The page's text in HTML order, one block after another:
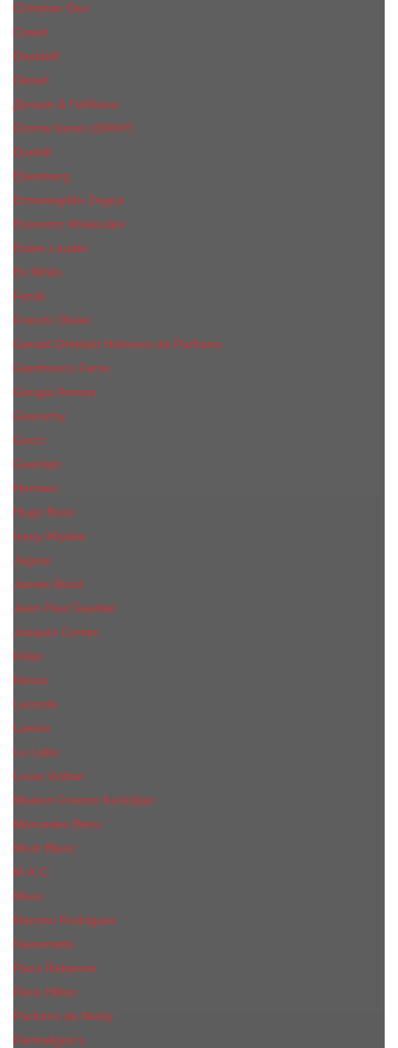
Christian Dior
Creed
Davidoff
Diesel
Дольче & Габбана
Donna Karan (DKNY)
Dunhill
Eisenberg
Ermenegildo Zegna
Escentric Molecules
Еsteе Lаudеr
Ex Nihilo
Fendi
Franck Olivier
Gerald Ghislain Histoires de Parfums
Gianfranco Ferre
Giorgio Armani
Givenchy
Gucci
Guerlain
Hermes
Hugo Boss
Issey Miyake
Jaguar
James Bond
Jean Paul Gaultier
Joaquin Сortes
Kilian
Kenzo
Lacoste
Lanvin
Le Labo
Louis Vuitton
Maison Francis Kurkdjian
Mercedes-Benz
Mont Blanc
M.А.C.
Mexx
Narciso Rodriguez
Nasomatto
Paco Rabanne
Paris Hilton
Parfums de Marly
Penhaligon​'s